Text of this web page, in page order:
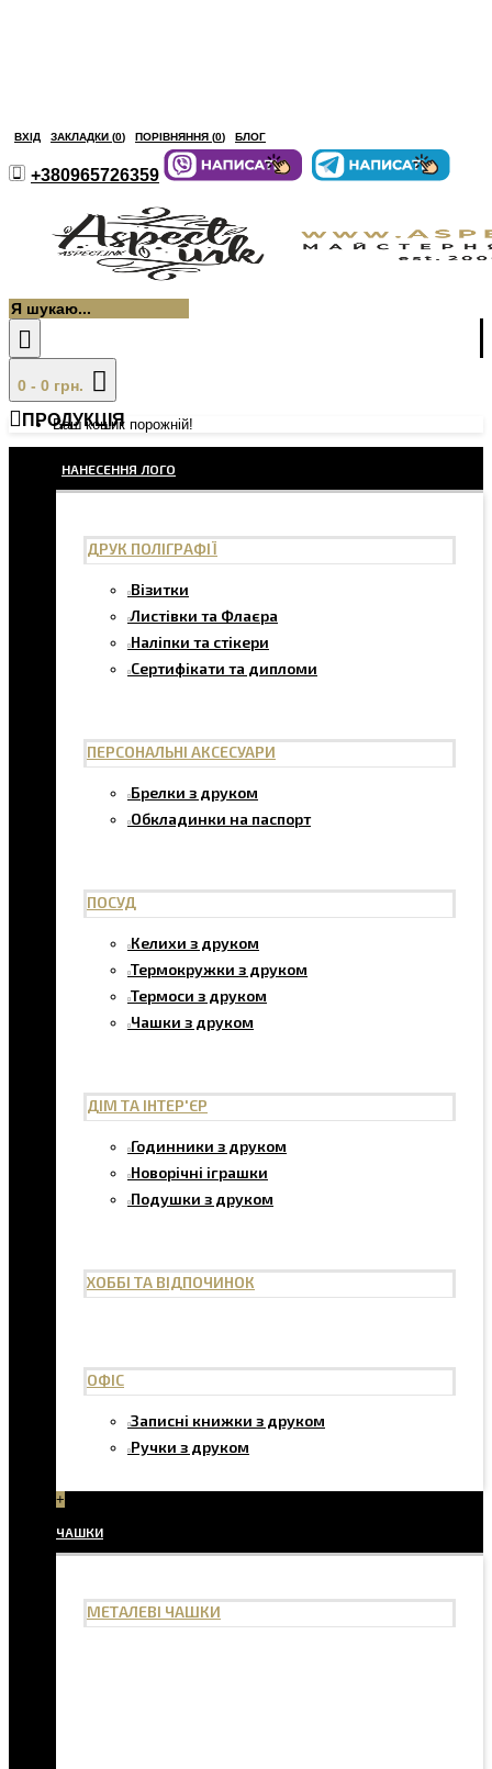
ВХІД ЗАКЛАДКИ (0) ПОРІВНЯННЯ (0) БЛОГ
+380965726359
0 - 0 грн.
Ваш кошик порожній!
ПРОДУКЦІЯ
НАНЕСЕННЯ ЛОГО
ДРУК ПОЛІГРАФІЇ
Візитки
Листівки та Флаєра
Наліпки та стікери
Сертифікати та дипломи
ПЕРСОНАЛЬНІ АКСЕСУАРИ
Брелки з друком
Обкладинки на паспорт
ПОСУД
Келихи з друком
Термокружки з друком
Термоси з друком
Чашки з друком
ДІМ ТА ІНТЕР'ЄР
Годинники з друком
Новорічні іграшки
Подушки з друком
ХОББІ ТА ВІДПОЧИНОК
ОФІС
Записні книжки з друком
Ручки з друком
+
ЧАШКИ
МЕТАЛЕВІ ЧАШКИ